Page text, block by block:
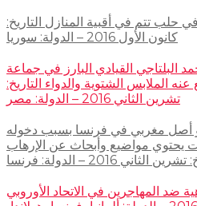
حلب تتم في أقبية المنازل التاريخ:
كانون الأول 2016 – الدولة: سوريا
البلتاجي القيادي البارز في جماعة
الملابس الشتوية والدواء التاريخ:
تشرين الثاني 2016 – الدولة: مصر
أصل مغربي في فرنسا بسبب دخوله
يحتوي مواضيع وأبحاث عن الإرهاب
الثاني 2016 – الدولة: فرنسا
ضد المهاجرين في الاتحاد الأوروبي